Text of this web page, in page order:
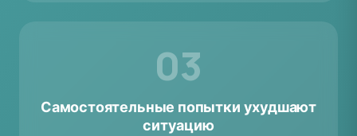
03
Самостоятельные попытки ухудшают
ситуацию